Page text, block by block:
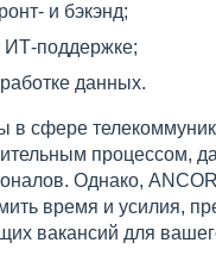
и бэкэнд;
ИТ-поддержке;
данных.
в сфере
процессом,
Однако, ANCOR
время и усилия,
вакансий для